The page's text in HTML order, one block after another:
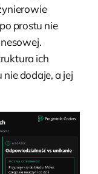
prostu nie
ich
nie dodaje, a jej